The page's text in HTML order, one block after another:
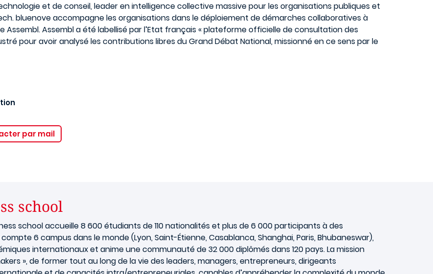
et de conseil, leader en intelligence collective massive pour les organisations publiques et
bluenove accompagne les organisations dans le déploiement de démarches collaboratives à
Assembl a été labellisé par l’Etat français « plateforme officielle de consultation des
pour avoir analysé les contributions libres du Grand Débat National, missionné en ce sens par le
par mail
school
school accueille 8 600 étudiants de 110 nationalités et plus de 6 000 participants à des
6 campus dans le monde (Lyon, Saint-Étienne, Casablanca, Shanghai, Paris, Bhubaneswar),
internationaux et anime une communauté de 32 000 diplômés dans 120 pays. La mission
», de former tout au long de la vie des leaders, managers, entrepreneurs, dirigeants